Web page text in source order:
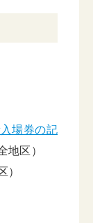
場券の記
地区）
）